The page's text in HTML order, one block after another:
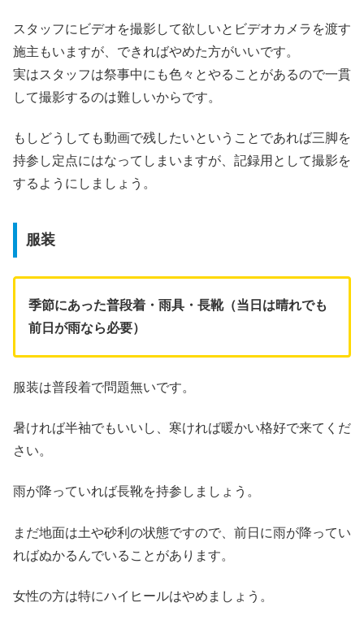
スタッフにビデオを撮影して欲しいとビデオカメラを渡す
施主もいますが、できればやめた方がいいです。
実はスタッフは祭事中にも色々とやることがあるので一貫
して撮影するのは難しいからです。
もしどうしても動画で残したいということであれば三脚を
持参し定点にはなってしまいますが、記録用として撮影を
するようにしましょう。
服装
季節にあった普段着・雨具・長靴（当日は晴れでも
前日が雨なら必要）
服装は普段着で問題無いです。
暑ければ半袖でもいいし、寒ければ暖かい格好で来てくだ
さい。
雨が降っていれば長靴を持参しましょう。
まだ地面は土や砂利の状態ですので、前日に雨が降ってい
ればぬかるんでいることがあります。
女性の方は特にハイヒールはやめましょう。